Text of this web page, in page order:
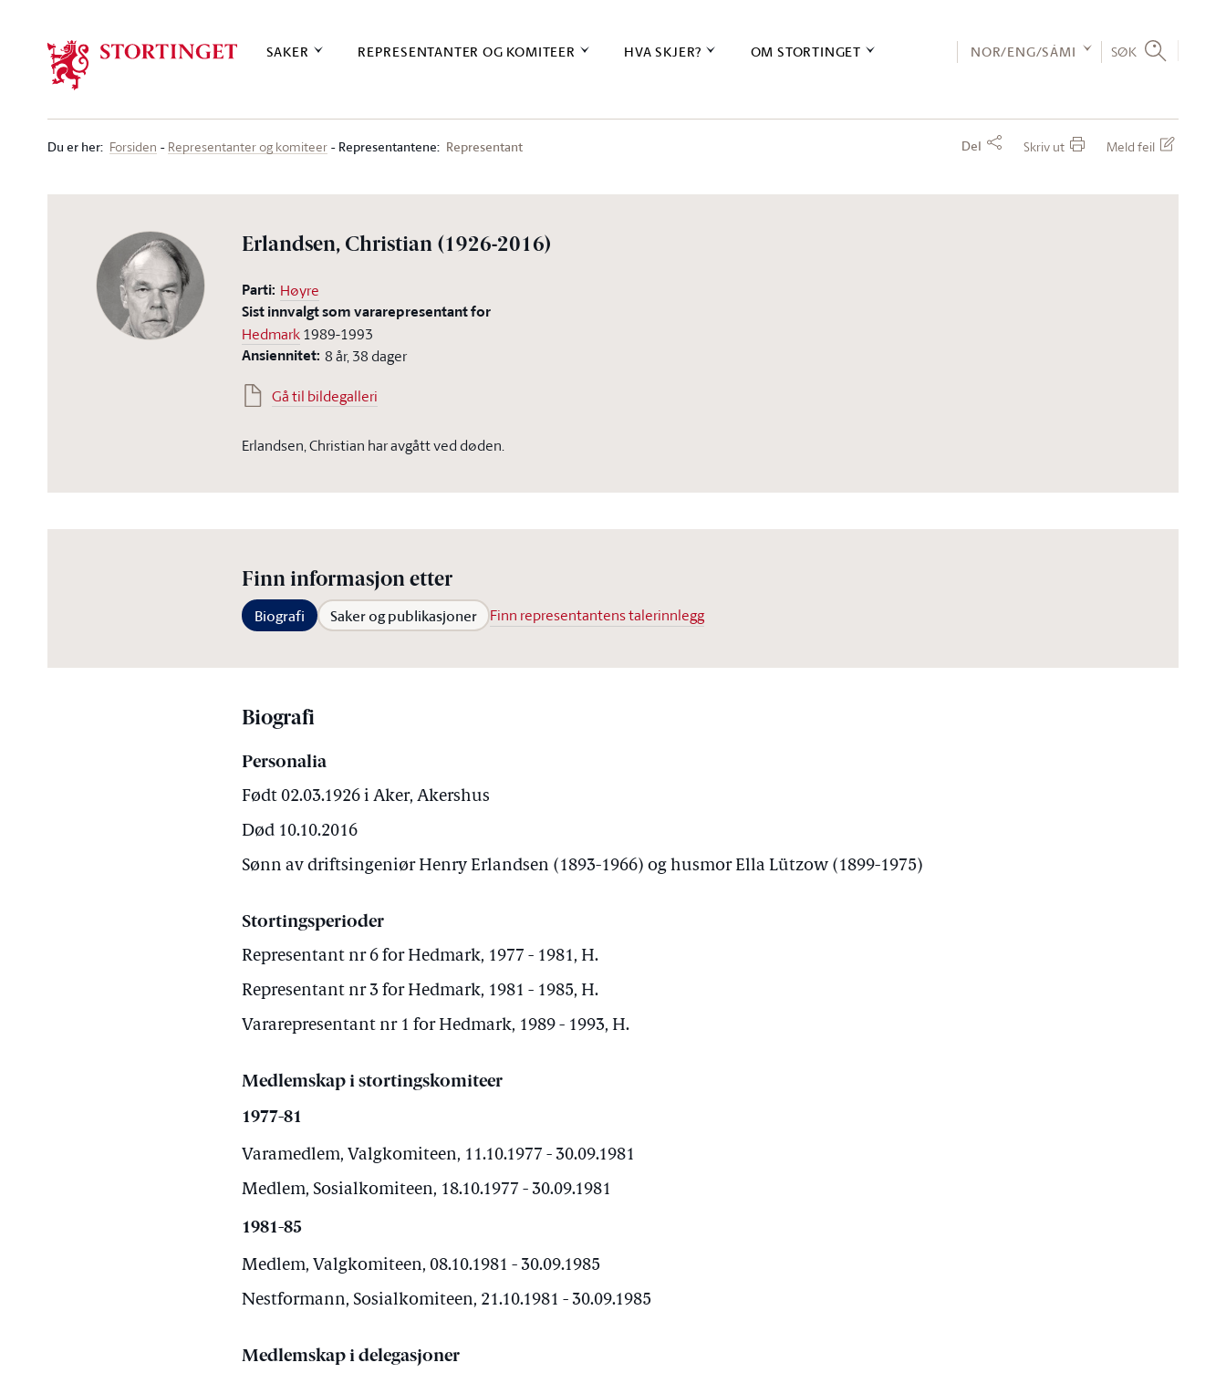
SAKER REPRESENTANTER OG KOMITEER HVA SKJER? OM STORTINGET NOR/ENG/SÁMI SØK
Du er her: Forsiden Representanter og komiteer Representantene: Representant Del Skriv ut Meld feil
Erlandsen, Christian (1926-2016)
Parti: Høyre
Sist innvalgt som vararepresentant for
Hedmark1989-1993
Ansiennitet: 8 år, 38 dager
Gå til bildegalleri
Erlandsen, Christian har avgått ved døden.
Finn informasjon etter
Biografi Saker og publikasjoner Finn representantens talerinnlegg
Biografi
Personalia
Født 02.03.1926 i Aker, Akershus
Død 10.10.2016
Sønn av driftsingeniør Henry Erlandsen (1893-1966) og husmor Ella Lützow (1899-1975)
Stortingsperioder
Representant nr 6 for Hedmark, 1977 - 1981, H.
Representant nr 3 for Hedmark, 1981 - 1985, H.
Vararepresentant nr 1 for Hedmark, 1989 - 1993, H.
Medlemskap i stortingskomiteer
1977-81
Varamedlem, Valgkomiteen, 11.10.1977 - 30.09.1981
Medlem, Sosialkomiteen, 18.10.1977 - 30.09.1981
1981-85
Medlem, Valgkomiteen, 08.10.1981 - 30.09.1985
Nestformann, Sosialkomiteen, 21.10.1981 - 30.09.1985
Medlemskap i delegasjoner